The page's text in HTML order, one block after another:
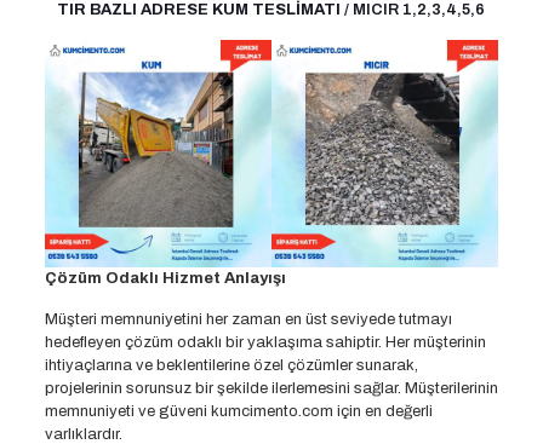
TIR BAZLI ADRESE KUM TESLİMATI / MICIR 1,2,3,4,5,6
Çözüm Odaklı Hizmet Anlayışı
Müşteri memnuniyetini her zaman en üst seviyede tutmayı
hedefleyen çözüm odaklı bir yaklaşıma sahiptir. Her müşterinin
ihtiyaçlarına ve beklentilerine özel çözümler sunarak,
projelerinin sorunsuz bir şekilde ilerlemesini sağlar. Müşterilerinin
memnuniyeti ve güveni kumcimento.com için en değerli
varlıklardır.